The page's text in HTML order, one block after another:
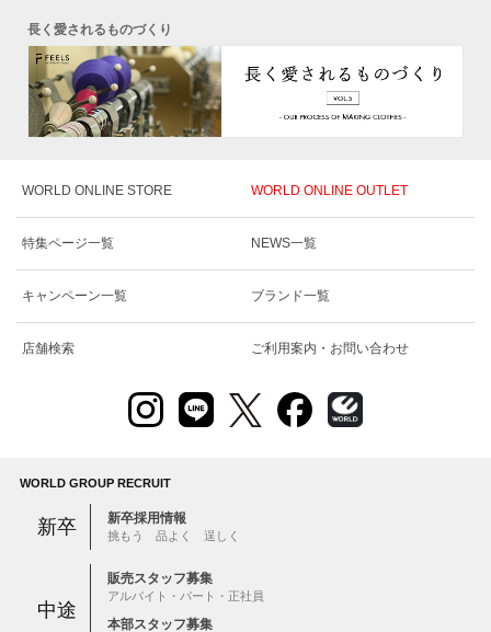
長く愛されるものづくり
WORLD ONLINE STORE WORLD ONLINE OUTLET
特集ページ一覧 NEWS一覧
キャンペーン一覧 ブランド一覧
店舗検索 ご利用案内・お問い合わせ
WORLD GROUP RECRUIT
新卒 新卒採用情報
挑もう 品よく 逞しく
中途
販売スタッフ募集
アルバイト・パート・正社員
本部スタッフ募集